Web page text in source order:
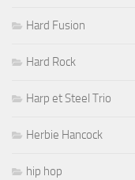
Hard Fusion
Hard Rock
Harp et Steel Trio
Herbie Hancock
hip hop